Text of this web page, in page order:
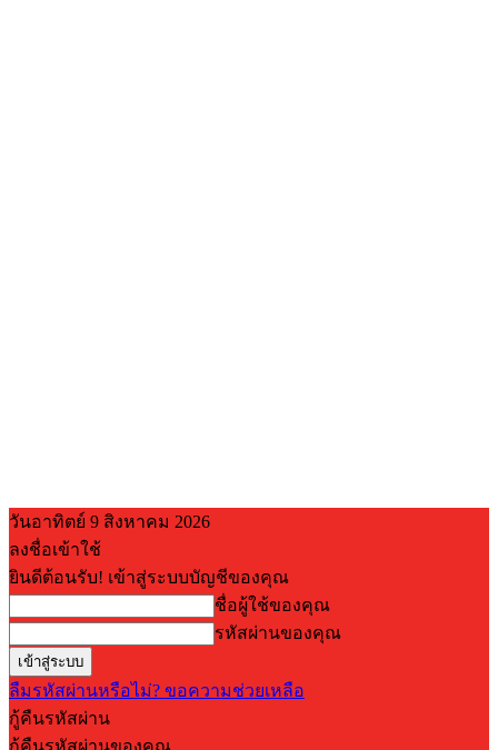
วันอาทิตย์ 9 สิงหาคม 2026
ลงชื่อเข้าใช้
ยินดีต้อนรับ! เข้าสู่ระบบบัญชีของคุณ
ชื่อผู้ใช้ของคุณ
รหัสผ่านของคุณ
ลืมรหัสผ่านหรือไม่? ขอความช่วยเหลือ
กู้คืนรหัสผ่าน
กู้คืนรหัสผ่านของคุณ